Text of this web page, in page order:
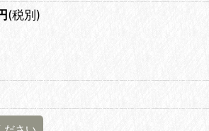
(税別)